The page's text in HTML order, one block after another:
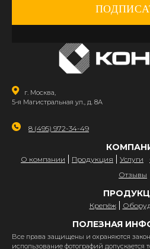
г. Москва,
5-я Магистральная ул., д. 8А
8 (495) 972-34-49
О компании Продукция Услуги
Отзывы
Крепёж
ПОЛЕЗНАЯ
Все права защищены и охраняются
использование фотографий допускается